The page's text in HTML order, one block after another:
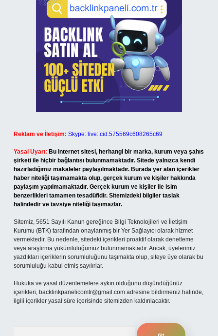
Reklam ve İletişim: Skype: live:.cid.575569c608265c69
Yasal Uyarı: Bu internet sitesi, herhangi bir marka, kurum veya şahıs
şirketi ile hiçbir bağlantısı bulunmamaktadır. Sitede yalnızca kendi
hazırladığımız makaleler paylaşılmaktadır. Burada yer alan içerikler
haber niteliği taşımamakta olup, gerçek kurum ve kişiler hakkında
paylaşım yapılmamaktadır. Gerçek kurum ve kişiler ile isim
benzerlikleri tamamen tesadüfidir. Sitemizdeki bilgiler taslak
halindedir ve tavsiye niteliği taşımazlar.
Sitemiz, 5651 Sayılı Kanun gereğince Bilgi Teknolojileri ve İletişim
Kurumu (BTK) tarafından onaylanmış bir Yer Sağlayıcı olarak hizmet
vermektedir. Bu nedenle, sitedeki içerikleri proaktif olarak denetleme
veya araştırma yükümlülüğümüz bulunmamaktadır. Ancak, üyelerimiz
yazdıkları içeriklerin sorumluluğunu taşımakta olup, siteye üye olarak bu
sorumluluğu kabul etmiş sayılırlar.
Hukuka ve yasal düzenlemelere aykırı olduğunu düşündüğünüz
içerikleri, backlinkpanelicomtr@gmail.com adresine bildirmeniz halinde,
ilgili içerikler yasal süre içerisinde sitemizden kaldırılacaktır.